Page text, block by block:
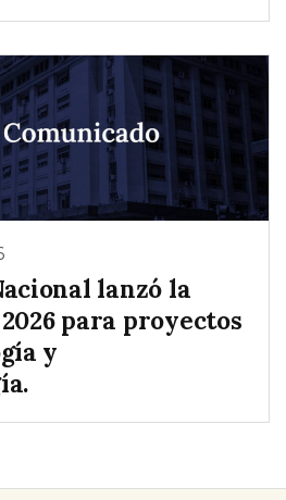
lanzó la
para proyectos
y